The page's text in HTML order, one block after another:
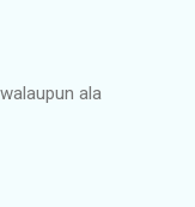
ala